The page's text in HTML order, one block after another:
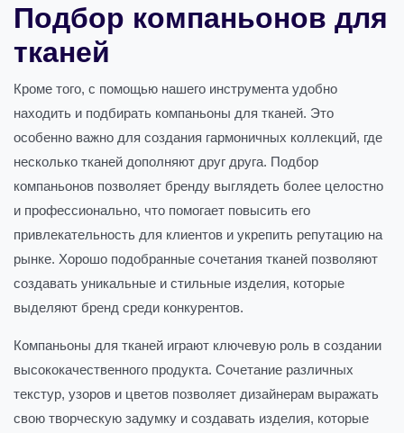
Подбор компаньонов для
тканей
Кроме того, с помощью нашего инструмента удобно
находить и подбирать компаньоны для тканей. Это
особенно важно для создания гармоничных коллекций, где
несколько тканей дополняют друг друга. Подбор
компаньонов позволяет бренду выглядеть более целостно
и профессионально, что помогает повысить его
привлекательность для клиентов и укрепить репутацию на
рынке. Хорошо подобранные сочетания тканей позволяют
создавать уникальные и стильные изделия, которые
выделяют бренд среди конкурентов.
Компаньоны для тканей играют ключевую роль в создании
высококачественного продукта. Сочетание различных
текстур, узоров и цветов позволяет дизайнерам выражать
свою творческую задумку и создавать изделия, которые